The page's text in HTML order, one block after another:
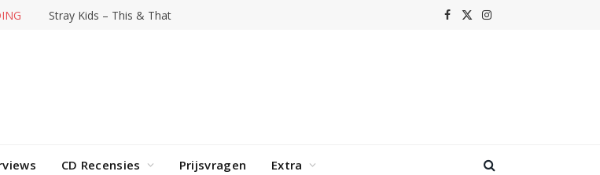
Stray Kids – This & That Facebook
X
Instagram
CD Recensies Prijsvragen Extra